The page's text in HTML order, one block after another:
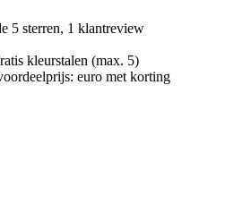
5 sterren, 1 klantreview
kleurstalen (max. 5)
euro met korting